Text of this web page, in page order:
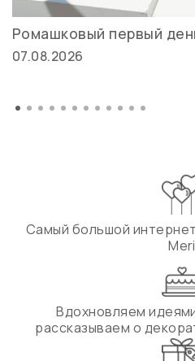
Ромашковый первый
07.08.2026
Самый большой
Meri
Вдохновляем
рассказываем о